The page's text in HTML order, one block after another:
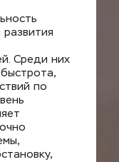
Среди них
по